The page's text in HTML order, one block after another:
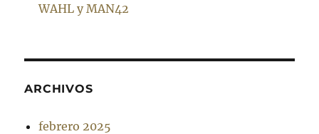
WAHL y MAN42
ARCHIVOS
febrero 2025